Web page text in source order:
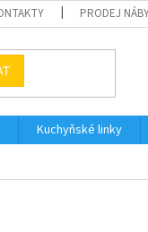
PRODEJ
Kuchyňské linky